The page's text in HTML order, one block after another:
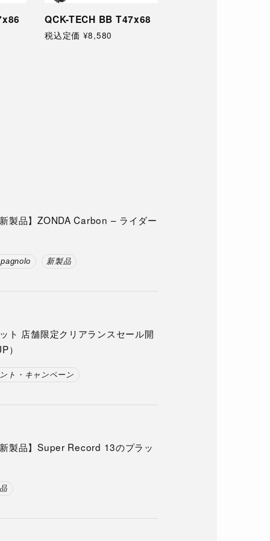
QCK-TECH BB T47A
税込定価 ¥8,580
製品】ZONDA Carbon – ライダー
新製品
ト 店舗限定クリアランスセール開
）
ト・キャンペーン
製品】Super Record 13のプラッ